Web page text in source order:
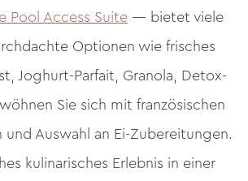
Pool Access Suite — bietet viele
Optionen wie frisches
Joghurt-Parfait, Granola, Detox-
Sie sich mit französischen
und Auswahl an Ei-Zubereitungen.
kulinarisches Erlebnis in einer